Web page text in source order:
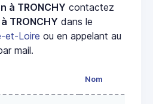
à TRONCHY contactez
TRONCHY dans le
et-Loire ou en appelant au
mail.
Nom